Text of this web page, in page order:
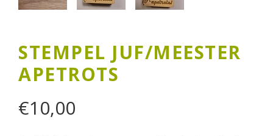
STEMPEL JUF/MEESTER
APETROTS
€10,00